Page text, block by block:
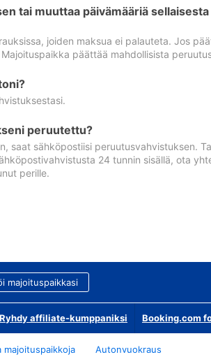
tai muuttaa päivämääriä
joiden maksua ei palauteta. Jos
päättää mahdollisista
peruutettu?
saat sähköpostiisi peruutusvahvistuksen.
24 tunnin sisällä, ota
perille.
majoituspaikkasi
Ryhdy affiliate-kumppaniksi Booking.com
majoituspaikkoja
Autonvuokraus